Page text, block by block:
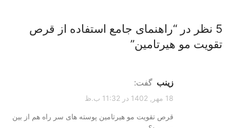
5 نظر در “
راهنمای جامع استفاده از قرص
تقویت مو هیرتامین”
زینب گفت:
18 مهر, 1402 در 11:32 ب.ظ
قرص تقویت مو هیرتامین پوسته های سر راه هم از بین